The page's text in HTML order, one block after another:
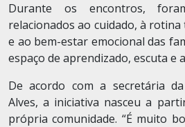
Durante os encontros,
relacionados ao cuidado, à
e ao bem-estar emocional das
espaço de aprendizado, escuta e
De acordo com a secretária
Alves, a iniciativa nasceu a
própria comunidade. “É muito